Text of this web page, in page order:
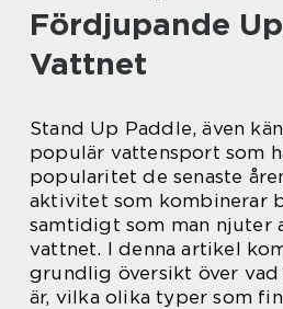
Fördjupande
Vattnet
Stand Up Paddle, även
populär vattensport som
popularitet de senaste
aktivitet som kombinerar
samtidigt som man njuter
vattnet. I denna artikel
grundlig översikt över
är, vilka olika typer som